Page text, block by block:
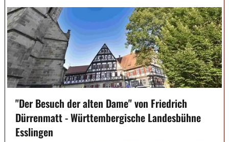
"Der Besuch der alten Dame" von Friedrich
Dürrenmatt - Württembergische Landesbühne
Esslingen